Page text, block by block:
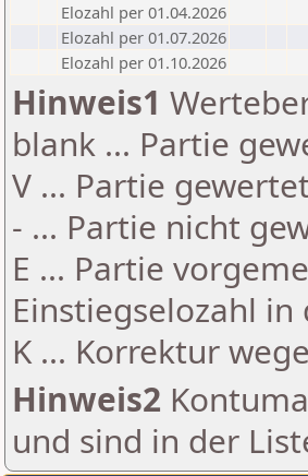
Elozahl per 01.04.2026
Elozahl per 01.07.2026
Elozahl per 01.10.2026
Hinweis1
blank ... Partie
V ... Partie
- ... Partie nicht
E ... Partie
Einstiegselozahl
K ... Korrektur
Hinweis2
und sind in der